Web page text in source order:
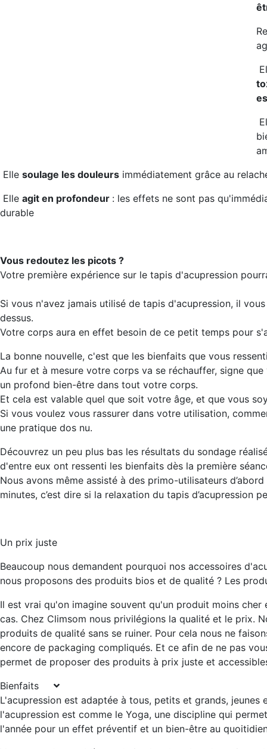
Elle soulage les douleurs immédiatement grâce au
Elle agit en profondeur : les effets ne sont pas
durable
Vous redoutez les picots ?
Votre première expérience sur le tapis d'acupression
Si vous n'avez jamais utilisé de tapis d'acupression, il
dessus.
Votre corps aura en effet besoin de ce petit temps pour
La bonne nouvelle, c'est que les bienfaits que vous
Au fur et à mesure votre corps va se réchauffer, signe
un profond bien-être dans tout votre corps.
Et cela est valable quel que soit votre âge, et que vous
Si vous voulez vous rassurer dans votre utilisation,
une pratique dos nu.
Découvrez un peu plus bas les résultats du sondage
d'entre eux ont ressenti les bienfaits dès la première
Nous avons même assisté à des primo-utilisateurs
minutes, c’est dire si la relaxation du tapis d’acupression
Un prix juste
Beaucoup nous demandent pourquoi nos accessoires
nous proposons des produits bios et de qualité ? Les
Il est vrai qu'on imagine souvent qu'un produit moins
cas. Chez Climsom nous privilégions la qualité et le prix.
produits de qualité sans se ruiner. Pour cela nous ne
encore de packaging compliqués. Et ce afin de ne pas
permet de proposer des produits à prix juste et
Bienfaits
L'acupression est adaptée à tous, petits et grands,
l'acupression est comme le Yoga, une discipline qui
l'année pour un effet préventif et un bien-être au